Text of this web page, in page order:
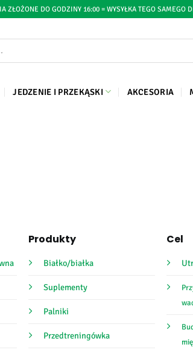
ZŁOŻONE DO GODZINY 16:00 = WYSYŁKA TEGO SAMEGO
JEDZENIE I PRZEKĄSKI AKCESORIA
Produkty
Białko/białka
Suplementy
Palniki
Przedtreningówka
Cel